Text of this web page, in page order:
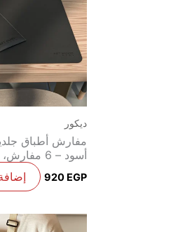
ديكور
مفارش أطباق
أسود – 6 مفارش، 6 حاملات أغطية
920 EGP